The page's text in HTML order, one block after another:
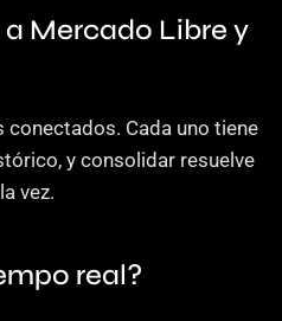
Mercado Libre y
Cada uno tiene
y consolidar resuelve
vez.
real?